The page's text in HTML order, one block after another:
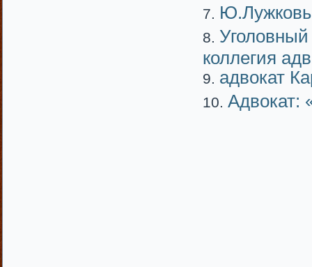
коллегия
адвокат
Адвокат: